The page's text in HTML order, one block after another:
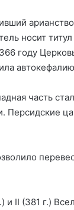
носит
году
часть
Персидские
и II (381 г.)